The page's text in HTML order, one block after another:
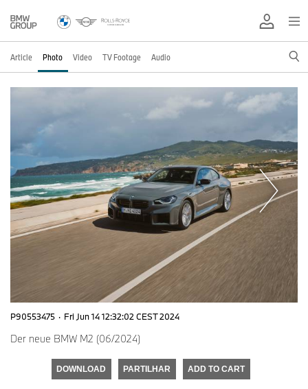
Article Photo Video TV Footage Audio
P90553475 · Fri Jun 14 12:32:02 CEST 2024
Der neue BMW M2 (06/2024)
DOWNLOAD PARTILHAR ADD TO CART